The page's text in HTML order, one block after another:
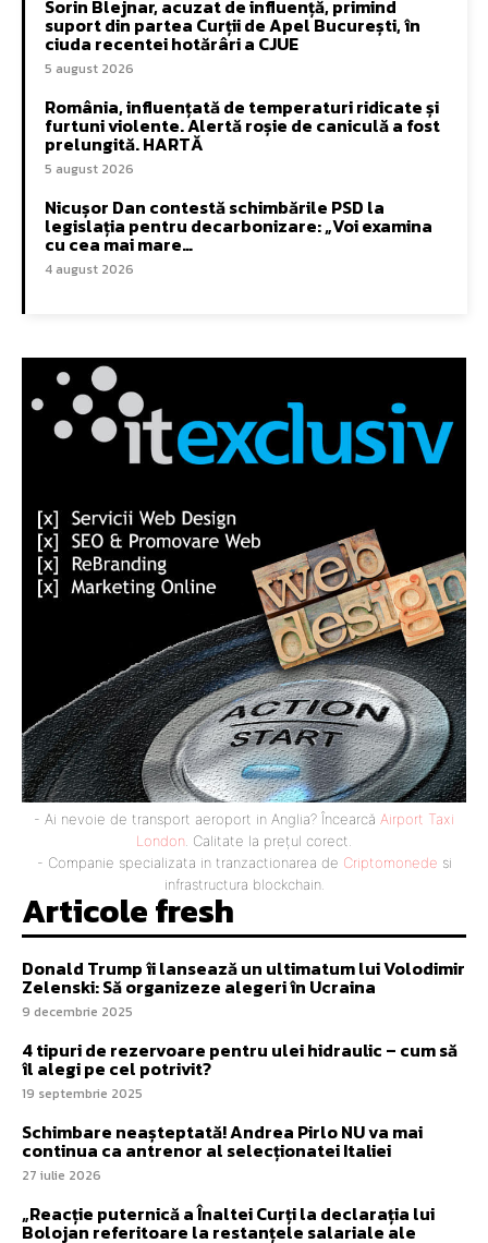
Sorin Blejnar, acuzat de influență, primind
suport din partea Curții de Apel București, în
ciuda recentei hotărâri a CJUE
5 august 2026
România, influențată de temperaturi ridicate și
furtuni violente. Alertă roșie de caniculă a fost
prelungită. HARTĂ
5 august 2026
Nicușor Dan contestă schimbările PSD la
legislația pentru decarbonizare: „Voi examina
cu cea mai mare…
4 august 2026
- Ai nevoie de transport aeroport in Anglia? Încearcă Airport Taxi
London . Calitate la prețul corect.
- Companie specializata in tranzactionarea de Criptomonede si
infrastructura blockchain.
Articole fresh
Donald Trump îi lansează un ultimatum lui Volodimir
Zelenski: Să organizeze alegeri în Ucraina
9 decembrie 2025
4 tipuri de rezervoare pentru ulei hidraulic – cum să
îl alegi pe cel potrivit?
19 septembrie 2025
Schimbare neașteptată! Andrea Pirlo NU va mai
continua ca antrenor al selecționatei Italiei
27 iulie 2026
„Reacție puternică a Înaltei Curți la declarația lui
Bolojan referitoare la restanțele salariale ale